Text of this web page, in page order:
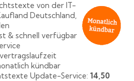
von der IT-
Deutschland,
& schnell verfügbar
kündbar
Update-Service: 14,50